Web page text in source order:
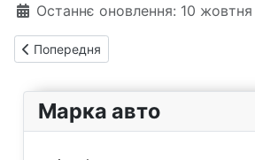
Деталі
Останнє оновлення: 10
Попередня стаття: Запобіжники та
Попередня
Марка авто